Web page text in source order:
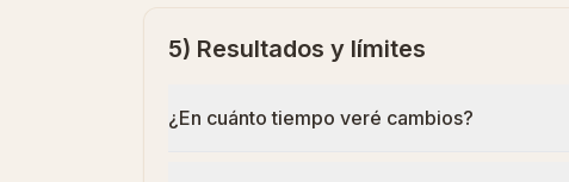
5) Resultados y límites
¿En cuánto tiempo veré cambios?